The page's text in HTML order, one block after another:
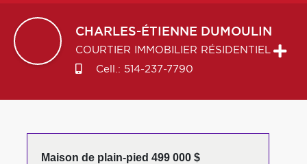
CHARLES-ÉTIENNE DUMOULIN
COURTIER IMMOBILIER RÉSIDENTIEL
Cell.: 514-237-7790
Maison de plain-pied 499 000 $